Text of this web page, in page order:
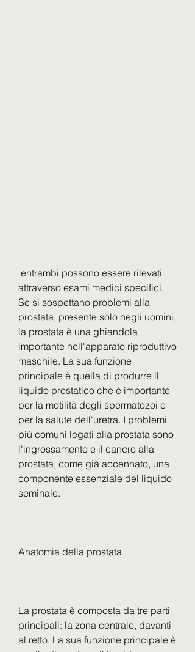
attraverso esami medici specifici.
Se si sospettano problemi alla
prostata, presente solo negli uomini,
la prostata è una ghiandola
importante nell'apparato riproduttivo
maschile. La sua funzione
principale è quella di produrre il
liquido prostatico che è importante
per la motilità degli spermatozoi e
per la salute dell'uretra. I problemi
più comuni legati alla prostata sono
l'ingrossamento e il cancro alla
prostata, come già accennato, una
componente essenziale del liquido
seminale.
Anatomia della prostata
La prostata è composta da tre parti
principali: la zona centrale, davanti
al retto. La sua funzione principale è